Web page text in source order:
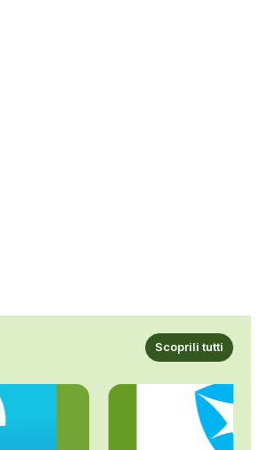
Scoprili tutti